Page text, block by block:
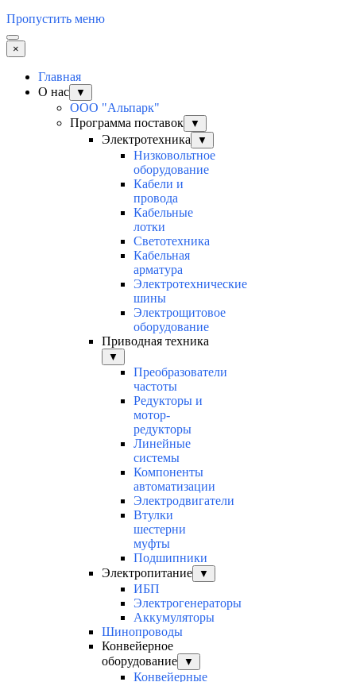
Пропустить меню
×
Главная
О нас
▼
ООО "Альпарк"
Программа поставок
▼
Электротехника ▼
Низковольтное
оборудование
Кабели и
провода
Кабельные
лотки
Светотехника
Кабельная
арматура
Электротехнические
шины
Электрощитовое
оборудование
Приводная техника
▼
Преобразователи
частоты
Редукторы и
мотор-
редукторы
Линейные
системы
Компоненты
автоматизации
Электродвигатели
Втулки
шестерни
муфты
Подшипники
Электропитание
▼
ИБП
Электрогенераторы
Аккумуляторы
Шинопроводы
Конвейерное
оборудование
▼
Конвейерные